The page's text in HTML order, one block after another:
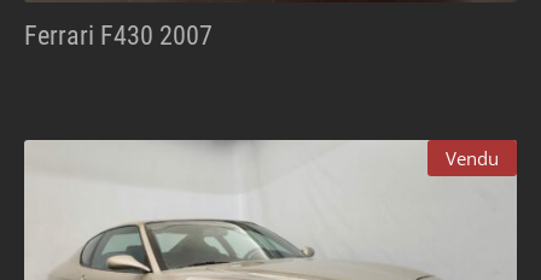
Ferrari F430 2007
Vendu